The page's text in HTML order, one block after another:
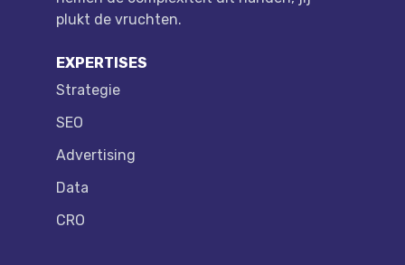
plukt de vruchten.
EXPERTISES
Strategie
SEO
Advertising
Data
CRO